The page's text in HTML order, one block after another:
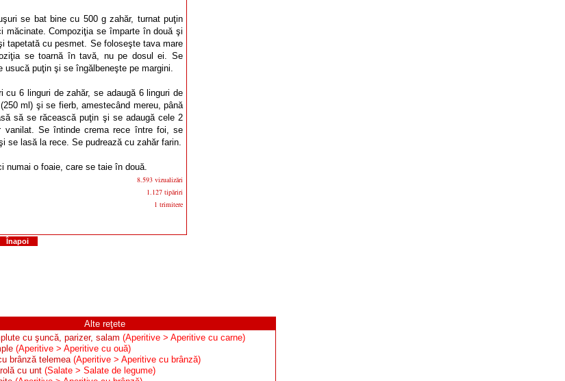
se bat bine cu 500 g zahăr, turnat puţin
măcinate. Compoziţia se împarte în două şi
tapetată cu pesmet. Se foloseşte tava mare
se toarnă în tavă, nu pe dosul ei. Se
puţin şi se îngălbeneşte pe margini.
cu 6 linguri de zahăr, se adaugă 6 linguri de
ml) şi se fierb, amestecând mereu, până
să se răcească puţin şi se adaugă cele 2
Se întinde crema rece între foi, se
se lasă la rece. Se pudrează cu zahăr farin.
numai o foaie, care se taie în două.
8.593 vizualizări
1.127 tipăriri
1 trimitere
Înapoi
Alte reţete
cu şuncă, parizer, salam (Aperitive > Aperitive cu carne)
(Aperitive > Aperitive cu ouă)
brânză telemea (Aperitive > Aperitive cu brânză)
cu unt (Salate > Salate de legume)